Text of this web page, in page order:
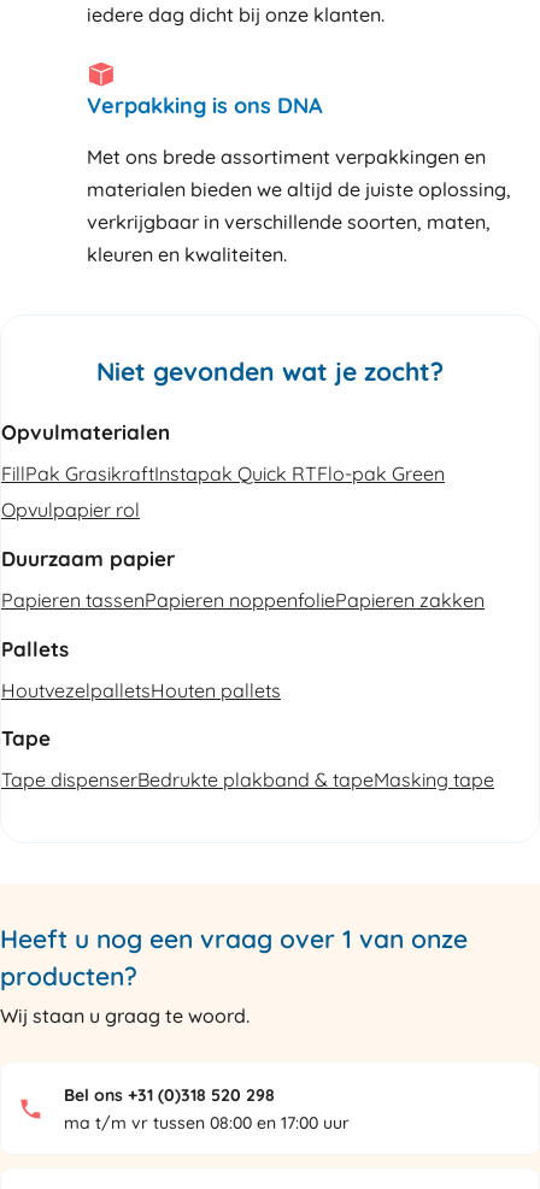
iedere dag dicht bij onze klanten
Verpakking is ons DNA
Met ons brede assortiment verpakkingen en
materialen bieden we altijd de juiste oplossing,
verkrijgbaar in verschillende soorten, maten,
kleuren en kwaliteiten.
Niet gevonden wat je zocht?
Opvulmaterialen
FillPak GrasikraftInstapak Quick RTFlo-pak Green
Opvulpapier rol
Duurzaam papier
Papieren tassenPapieren noppenfoliePapieren zakken
Pallets
HoutvezelpalletsHouten pallets
Tape
Tape dispenserBedrukte plakband & tapeMasking tape
Heeft u nog een vraag over 1 van onze
producten?
Wij staan u graag te woord.
Bel ons +31 (0)318 520 298
ma t/m vr tussen 08:00 en 17:00 uur